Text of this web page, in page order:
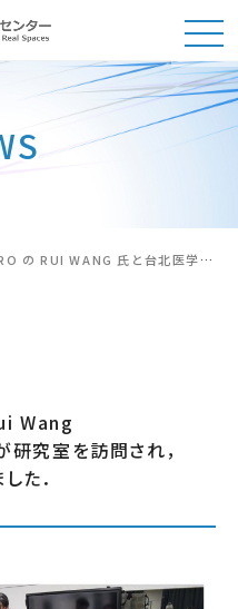
学大学の留学生が研究室を訪問され，学生から研究のデモを行いました．
Wang
究室を訪問され，
た．